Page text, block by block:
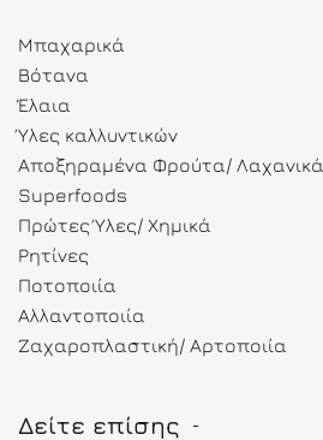
Μπαχαρικά
Βότανα
Έλαια
Ύλες καλλυντικών
Αποξηραμένα Φρούτα/ Λαχανικά
Superfoods
Πρώτες Ύλες/ Χημικά
Ρητίνες
Ποτοποιία
Αλλαντοποιία
Ζαχαροπλαστική/ Αρτοποιία
Δείτε επίσης